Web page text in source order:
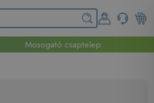
Mosogató csaptelep